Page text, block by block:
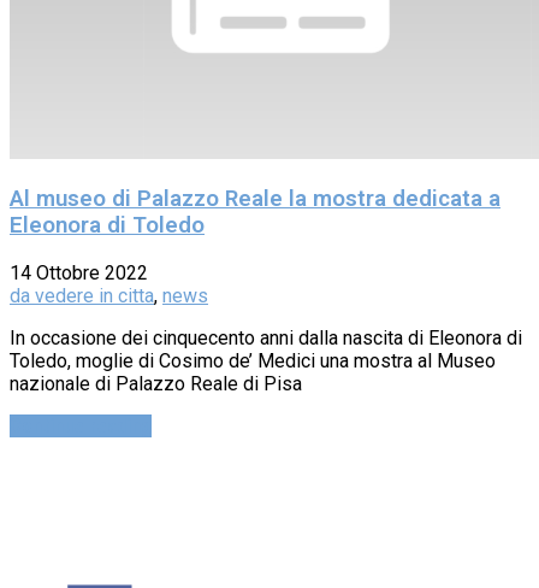
Al museo di Palazzo Reale la mostra dedicata a
Eleonora di Toledo
14 Ottobre 2022
da vedere in citta, news
In occasione dei cinquecento anni dalla nascita di Eleonora di
Toledo, moglie di Cosimo de’ Medici una mostra al Museo
nazionale di Palazzo Reale di Pisa